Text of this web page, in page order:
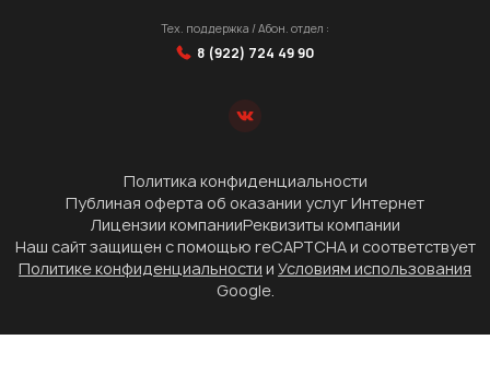
Тех. поддержка / Абон. отдел :
8 (922) 724 49 90
Политика конфиденциальности
Публиная оферта об оказании услуг Интернет
Лицензии компанииРеквизиты компании
Наш сайт защищен с помощью reCAPTCHA и соответствует
Политике конфиденциальности и Условиям использования
Google.